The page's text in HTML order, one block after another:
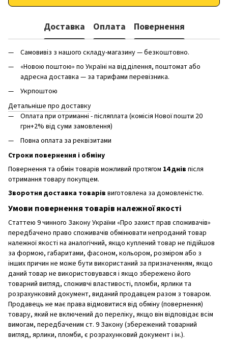
Доставка Оплата Повернення
Самовивіз з нашого складу-магазину — безкоштовно.
«Новою поштою» по Україні на відділення, поштомат або
адресна доставка — за тарифами перевізника.
Укрпоштою
Детальніше про доставку
Оплата при отриманні - післяплата (комісія Нової пошти 20
грн+2% від суми замовлення)
Повна оплата за реквізитами
Строки повернення і обміну
Повернення та обмін товарів можливий протягом 14 днів після
отримання товару покупцем.
Зворотня доставка товарів виготовлена ​​за домовленістю.
Умови повернення товарів належної якості
Статтею 9 чинного Закону України «Про захист прав споживачів»
передбачено право споживачів обмінювати непроданий товар
належної якості на аналогічний, якщо куплений товар не підійшов
за формою, габаритами, фасоном, кольором, розміром або з
інших причин не може бути використаний за призначенням, якщо
даний товар не використовувався і якщо збережено його
товарний вигляд, споживчі властивості, пломби, ярлики та
розрахунковий документ, виданий продавцем разом з товаром.
Продавець не має права відмовитися від обміну (повернення)
товару, який не включений до переліку, якщо він відповідає всім
вимогам, передбаченим ст. 9 Закону (збережений товарний
вигляд, ярлики, пломби, є розрахунковий документ і ін.).